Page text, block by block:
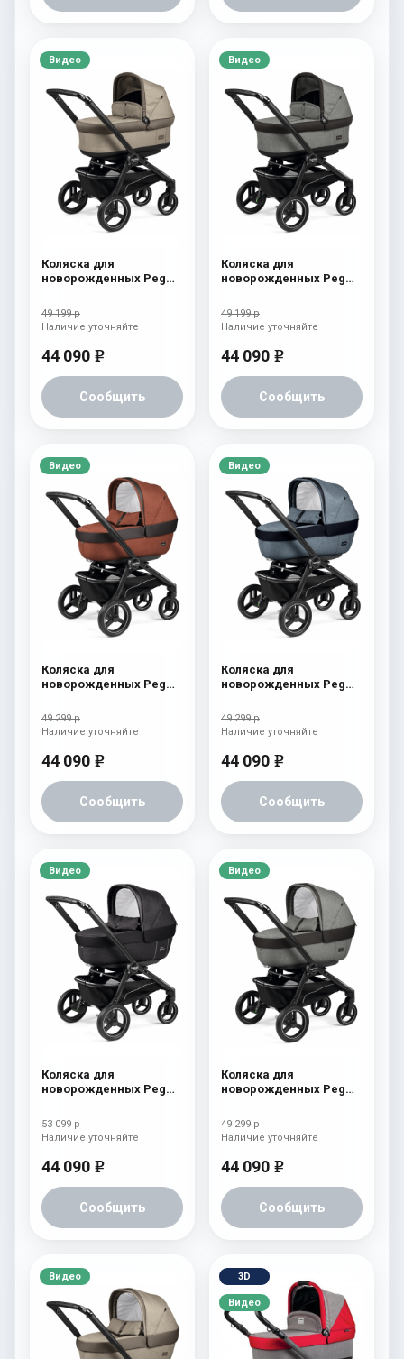
Видео
Коляска для
новорожденных Peg
Cream
49 199 р
44 090 e
Сообщить
Наличие уточняйте
Видео
Коляска для
новорожденных Peg
Atmosphere
49 199 р
44 090 e
Сообщить
Наличие уточняйте
Видео
Коляска для
новорожденных Peg
Terracotta
49 299 р
44 090 e
Сообщить
Наличие уточняйте
Видео
Коляска для
новорожденных Peg
Horizon
49 299 р
44 090 e
Сообщить
Наличие уточняйте
Видео
Коляска для
новорожденных Peg
53 099 р
44 090 e
Сообщить
Наличие уточняйте
Видео
Коляска для
новорожденных Peg
Atmosphere
49 299 р
44 090 e
Сообщить
Наличие уточняйте
Видео 3D
Видео